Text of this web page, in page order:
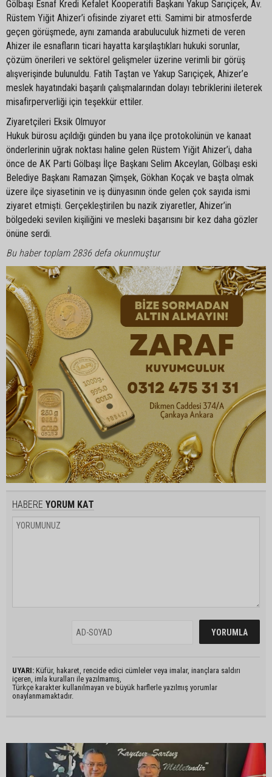
Gölbaşı Esnaf Kredi Kefalet Kooperatifi Başkanı Yakup Sarıçiçek, Av.
Rüstem Yiğit Ahizer’i ofisinde ziyaret etti. Samimi bir atmosferde
geçen görüşmede, aynı zamanda arabuluculuk hizmeti de veren
Ahizer ile esnafların ticari hayatta karşılaştıkları hukuki sorunlar,
çözüm önerileri ve sektörel gelişmeler üzerine verimli bir görüş
alışverişinde bulunuldu. Fatih Taştan ve Yakup Sarıçiçek, Ahizer’e
meslek hayatındaki başarılı çalışmalarından dolayı tebriklerini ileterek
misafirperverliği için teşekkür ettiler.
Ziyaretçileri Eksik Olmuyor
Hukuk bürosu açıldığı günden bu yana ilçe protokolünün ve kanaat
önderlerinin uğrak noktası haline gelen Rüstem Yiğit Ahizer’i, daha
önce de AK Parti Gölbaşı İlçe Başkanı Selim Akceylan, Gölbaşı eski
Belediye Başkanı Ramazan Şimşek, Gökhan Koçak ve başta olmak
üzere ilçe siyasetinin ve iş dünyasının önde gelen çok sayıda ismi
ziyaret etmişti. Gerçekleştirilen bu nazik ziyaretler, Ahizer’in
bölgedeki sevilen kişiliğini ve mesleki başarısını bir kez daha gözler
önüne serdi.
Bu haber toplam 2836 defa okunmuştur
HABERE YORUM KAT
UYARI: Küfür, hakaret, rencide edici cümleler veya imalar, inançlara saldırı
içeren, imla kuralları ile yazılmamış,
Türkçe karakter kullanılmayan ve büyük harflerle yazılmış yorumlar
onaylanmamaktadır.